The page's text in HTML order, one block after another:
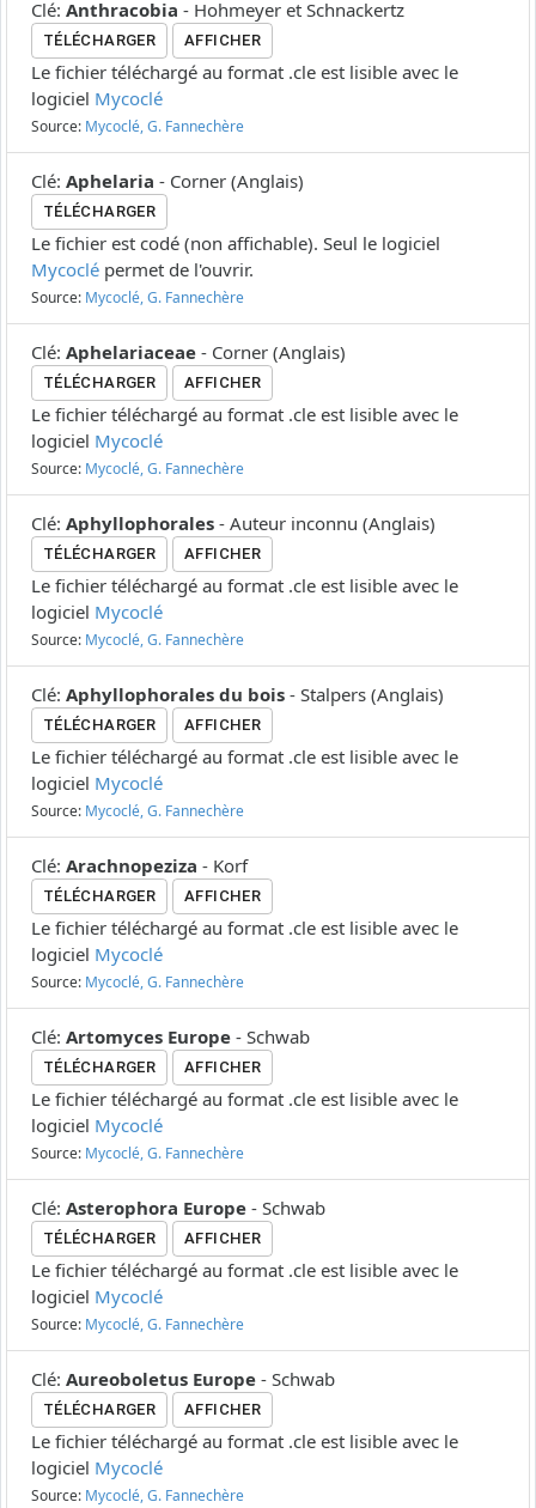
Clé: Anthracobia - Hohmeyer et Schnackertz
TÉLÉCHARGER AFFICHER
Le fichier téléchargé au format .cle est lisible avec le
logiciel Mycoclé
Source: Mycoclé, G. Fannechère
Clé: Aphelaria - Corner (Anglais)
TÉLÉCHARGER
Le fichier est codé (non affichable). Seul le logiciel
Mycoclé permet de l'ouvrir.
Source: Mycoclé, G. Fannechère
Clé: Aphelariaceae - Corner (Anglais)
TÉLÉCHARGER AFFICHER
Le fichier téléchargé au format .cle est lisible avec le
logiciel Mycoclé
Source: Mycoclé, G. Fannechère
Clé: Aphyllophorales - Auteur inconnu (Anglais)
TÉLÉCHARGER AFFICHER
Le fichier téléchargé au format .cle est lisible avec le
logiciel Mycoclé
Source: Mycoclé, G. Fannechère
Clé: Aphyllophorales du bois - Stalpers (Anglais)
TÉLÉCHARGER AFFICHER
Le fichier téléchargé au format .cle est lisible avec le
logiciel Mycoclé
Source: Mycoclé, G. Fannechère
Clé: Arachnopeziza - Korf
TÉLÉCHARGER AFFICHER
Le fichier téléchargé au format .cle est lisible avec le
logiciel Mycoclé
Source: Mycoclé, G. Fannechère
Clé: Artomyces Europe - Schwab
TÉLÉCHARGER AFFICHER
Le fichier téléchargé au format .cle est lisible avec le
logiciel Mycoclé
Source: Mycoclé, G. Fannechère
Clé: Asterophora Europe - Schwab
TÉLÉCHARGER AFFICHER
Le fichier téléchargé au format .cle est lisible avec le
logiciel Mycoclé
Source: Mycoclé, G. Fannechère
Clé: Aureoboletus Europe - Schwab
TÉLÉCHARGER AFFICHER
Le fichier téléchargé au format .cle est lisible avec le
logiciel Mycoclé
Source: Mycoclé, G. Fannechère